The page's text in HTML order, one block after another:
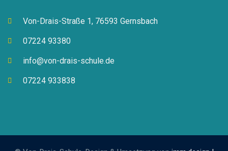
Von-Drais-Straße 1, 76593 Gernsbach
07224 93380
info@von-drais-schule.de
07224 933838